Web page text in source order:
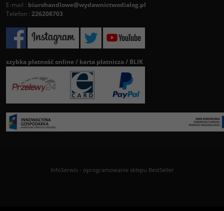
E-mail : biurohandlowe@wydawnictwodialog.pl
Telefon : 226208703
szybka płatność online / karta płatnicza / BLIK
InfoSerwis- oprogramowanie sklepu BestSeller